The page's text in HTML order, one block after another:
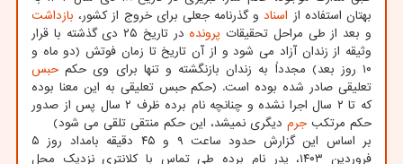
بهتان استفاده از اسنادو گذرنامه جعلی برای خروج از کشور، بازداشت
و بعد از طی مراحل تحقیقات پرونده
در تاریخ ۲۵ دی گذشته با قرار
وثیقه از زندان آزاد می شود و از آن تاریخ تا زمان فوتش (دو ماه و
۱۰ روز بعد) مجدداً به زندان بازنگشته و تنها برای وی حکم
حبس
تعلیقی صادر شده بوده است. (حکم حبس تعلیقی به این معنا بوده
که تا ۲ سال اجرا نشده و چنانچه نام برده ظرف ۲ سال پس از صدور
حکم مرتکب جرم دیگری نمیشد، این حکم منتقی تلقی می شود)
بر اساس این گزارش حدود ساعت ۹ و ۴۵ دقیقه بامداد روز ۵
فروردین ۱۴۰۳، پدر نام برده طی تماس با کلانتری نزدیک محل